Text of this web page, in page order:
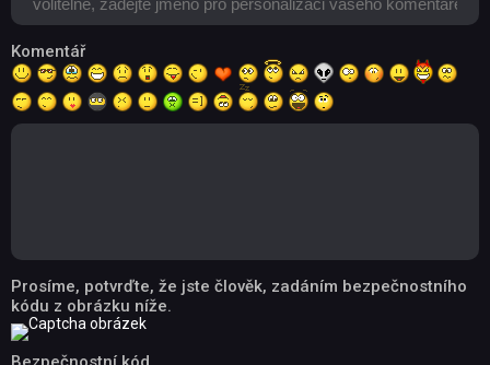
Komentář
Prosíme, potvrďte, že jste člověk, zadáním bezpečnostního
kódu z obrázku níže.